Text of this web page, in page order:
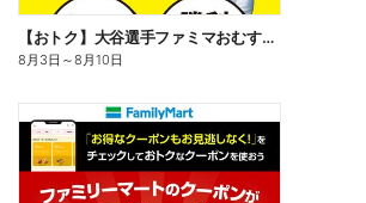
【おトク】大谷選手ファミマおむすび割
8月3日 ～8月10日